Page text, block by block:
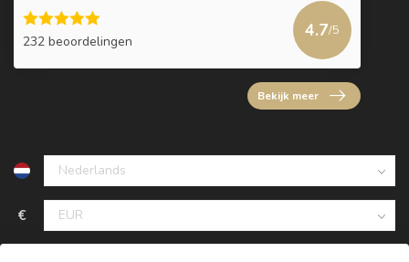
232 beoordelingen
4.7/5
Bekijk meer
€